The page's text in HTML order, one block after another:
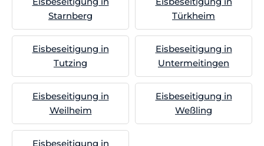
Starnberg
Türkheim
Eisbeseitigung in
Tutzing
Eisbeseitigung in
Untermeitingen
Eisbeseitigung in
Weilheim
Eisbeseitigung in
Weßling
Eisbeseitigung in